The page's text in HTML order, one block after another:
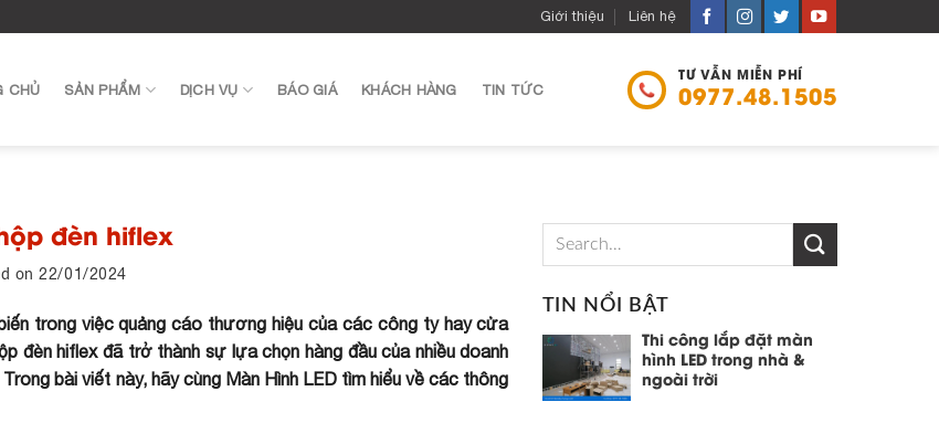
Giới thiệu Liên hệ
CHỦ SẢN PHẨM DỊCH VỤ BÁO GIÁ KHÁCH HÀNG TIN TỨC
TƯ VẪN MIỄN PHÍ
0977.48.1505
đèn hiflex
on22/01/2024
trong việc quảng cáo thương hiệu của các công ty hay cửa
đèn hiflex đã trở thành sự lựa chọn hàng đầu của nhiều doanh
bài viết này, hãy cùng Màn Hình LED tìm hiểu về các thông
TIN NỔI BẬT
Thi công lắp đặt màn
hình LED trong nhà &
ngoài trời